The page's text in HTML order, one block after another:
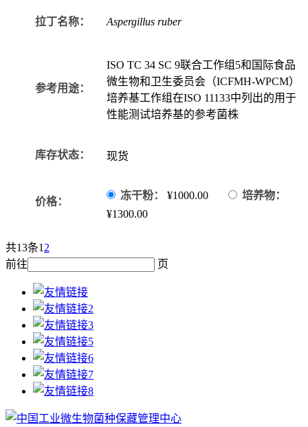
拉丁名称： Aspergillus ruber
参考用途：
ISO TC 34 SC 9联合工作组5和国际食品
微生物和卫生委员会（ICFMH-WPCM）
培养基工作组在ISO 11133中列出的用于
性能测试培养基的参考菌株
库存状态： 现货
价格：
冻干粉： ¥1000.00
培养物：
¥1300.00
共13条1 2
前往
页